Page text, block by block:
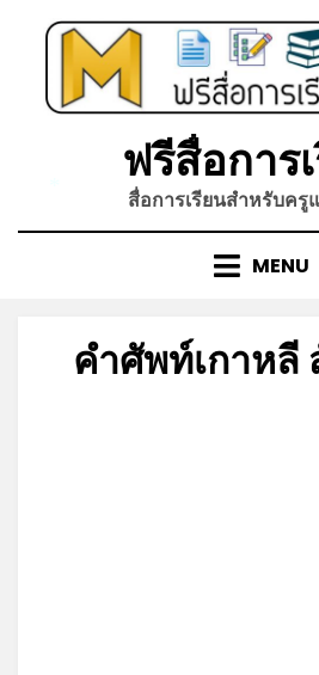
ฟรีสื่อการ
สื่อการเรียนสำหรับครู
MENU
คำศัพท์เกาหลี